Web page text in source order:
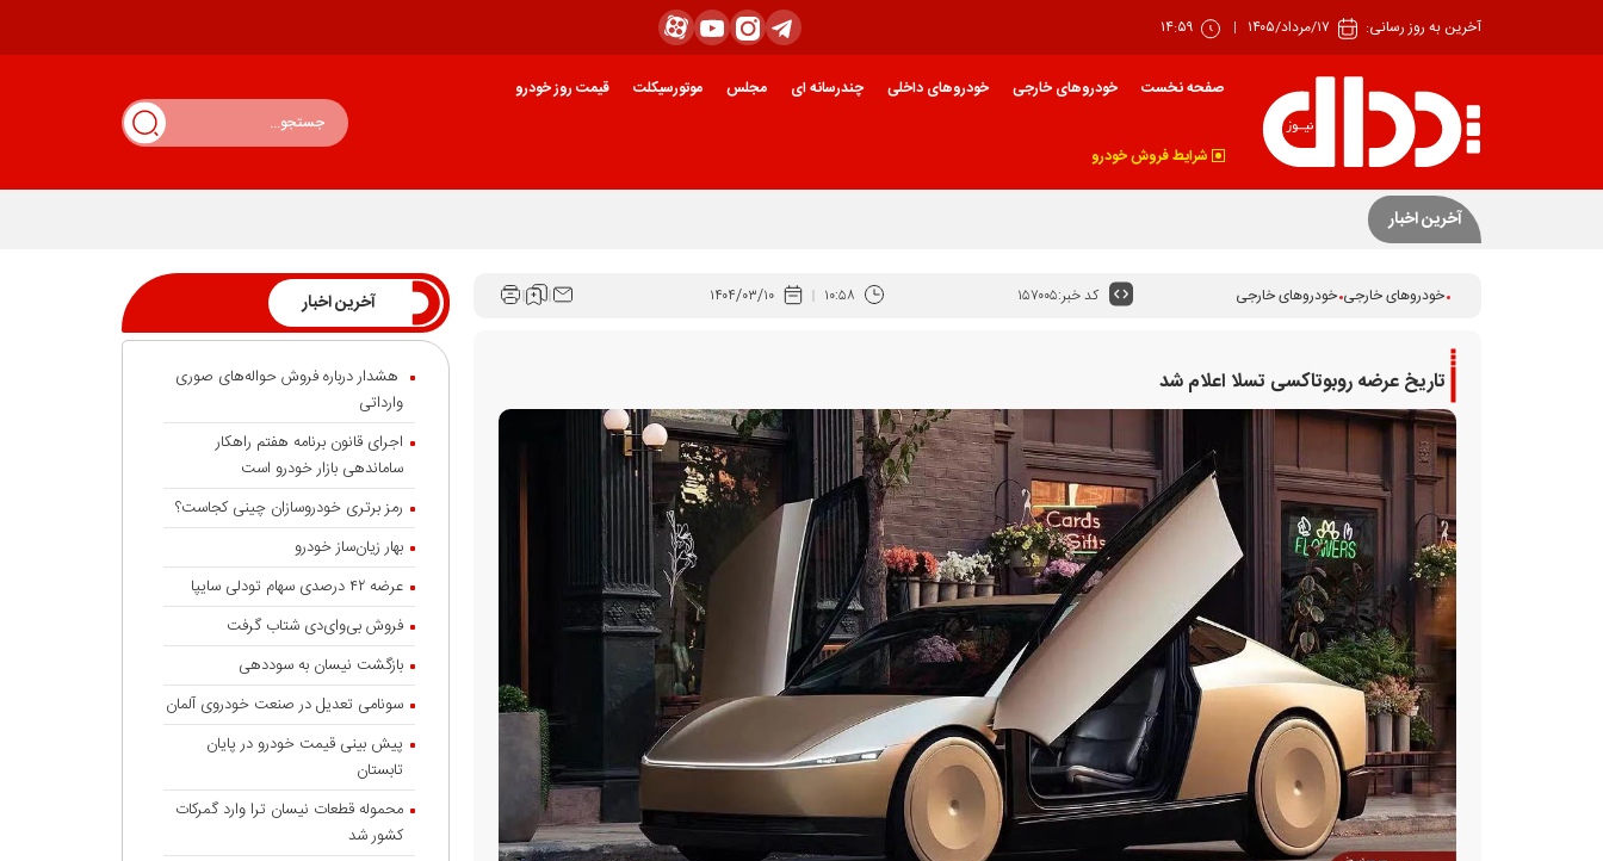
آخرین به روز رسانی: ۱۷/مرداد/۱۴۰۵ ۱۴:۵۹
صفحه نخست خودروهای خارجی خودروهای داخلی چندرسانه ای مجلس موتورسیکلت قیمت روز خودرو
شرایط فروش خودرو
آخرین اخبار
خودروهای خارجی خودروهای خارجی کد خبر:۱۵۷۰۰۵ ۱۰:۵۸ ۱۴۰۴/۰۳/۱۰
تاریخ عرضه روبوتاکسی تسلا اعلام شد
آخرین اخبار
هشدار درباره فروش حواله‌های صوری
وارداتی
اجرای قانون برنامه هفتم راهکار
ساماندهی بازار خودرو است
رمز برتری خودروسازان چینی کجاست؟
بهار زیان‌ساز خودرو
عرضه ۴۲ درصدی سهام تودلی سایپا
فروش بی‌وای‌دی شتاب گرفت
بازگشت نیسان به سوددهی
سونامی تعدیل در صنعت خودروی آلمان
پیش بینی قیمت خودرو در پایان
تابستان
محموله قطعات نیسان ترا وارد گمرکات
کشور شد